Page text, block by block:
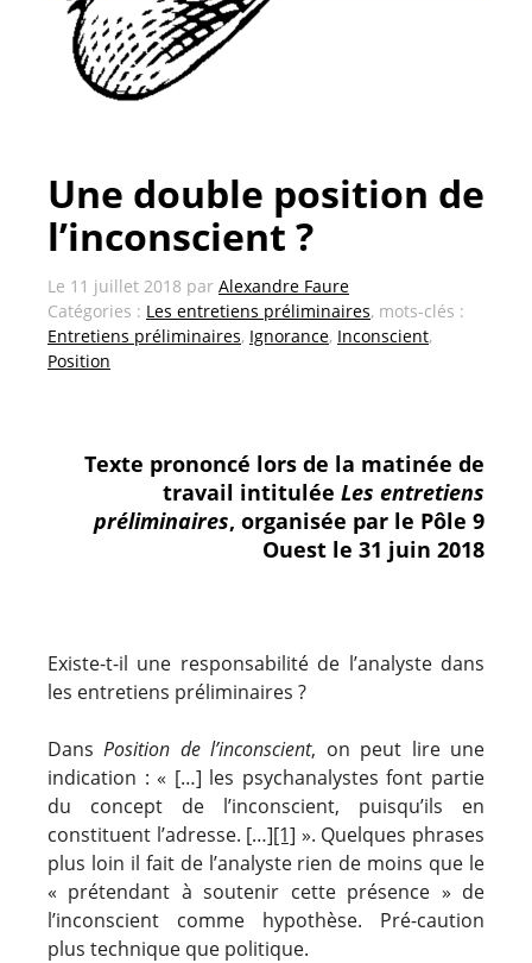
Une double position de
l’inconscient ?
Le 11 juillet 2018 par Alexandre Faure
Catégories : Les entretiens préliminaires, mots-clés :
Entretiens préliminaires, Ignorance, Inconscient,
Position
Texte prononcé lors de la matinée de
travail intitulée Les entretiens
préliminaires, organisée par le Pôle 9
Ouest le 31 juin 2018
Existe-t-il une responsabilité de l’analyste dans
les entretiens préliminaires ?
DansPosition de l’inconscient, on peut lire une
indication : « […] les psychanalystes font partie
du concept de l’inconscient, puisqu’ils en
constituent l’adresse. […][1] ». Quelques phrases
plus loin il fait de l’analyste rien de moins que le
« prétendant à soutenir cette présence » de
l’inconscient comme hypothèse. Pré-caution
plus technique que politique.